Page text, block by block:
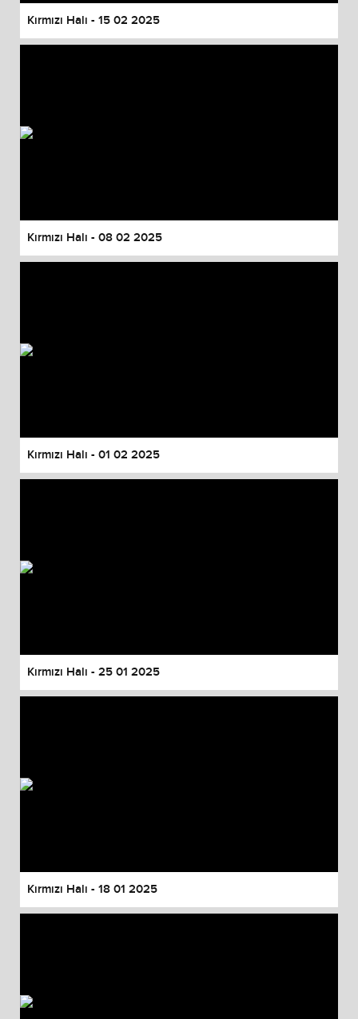
Kırmızı Halı - 15 02 2025
Kırmızı Halı - 08 02 2025
Kırmızı Halı - 01 02 2025
Kırmızı Halı - 25 01 2025
Kırmızı Halı - 18 01 2025